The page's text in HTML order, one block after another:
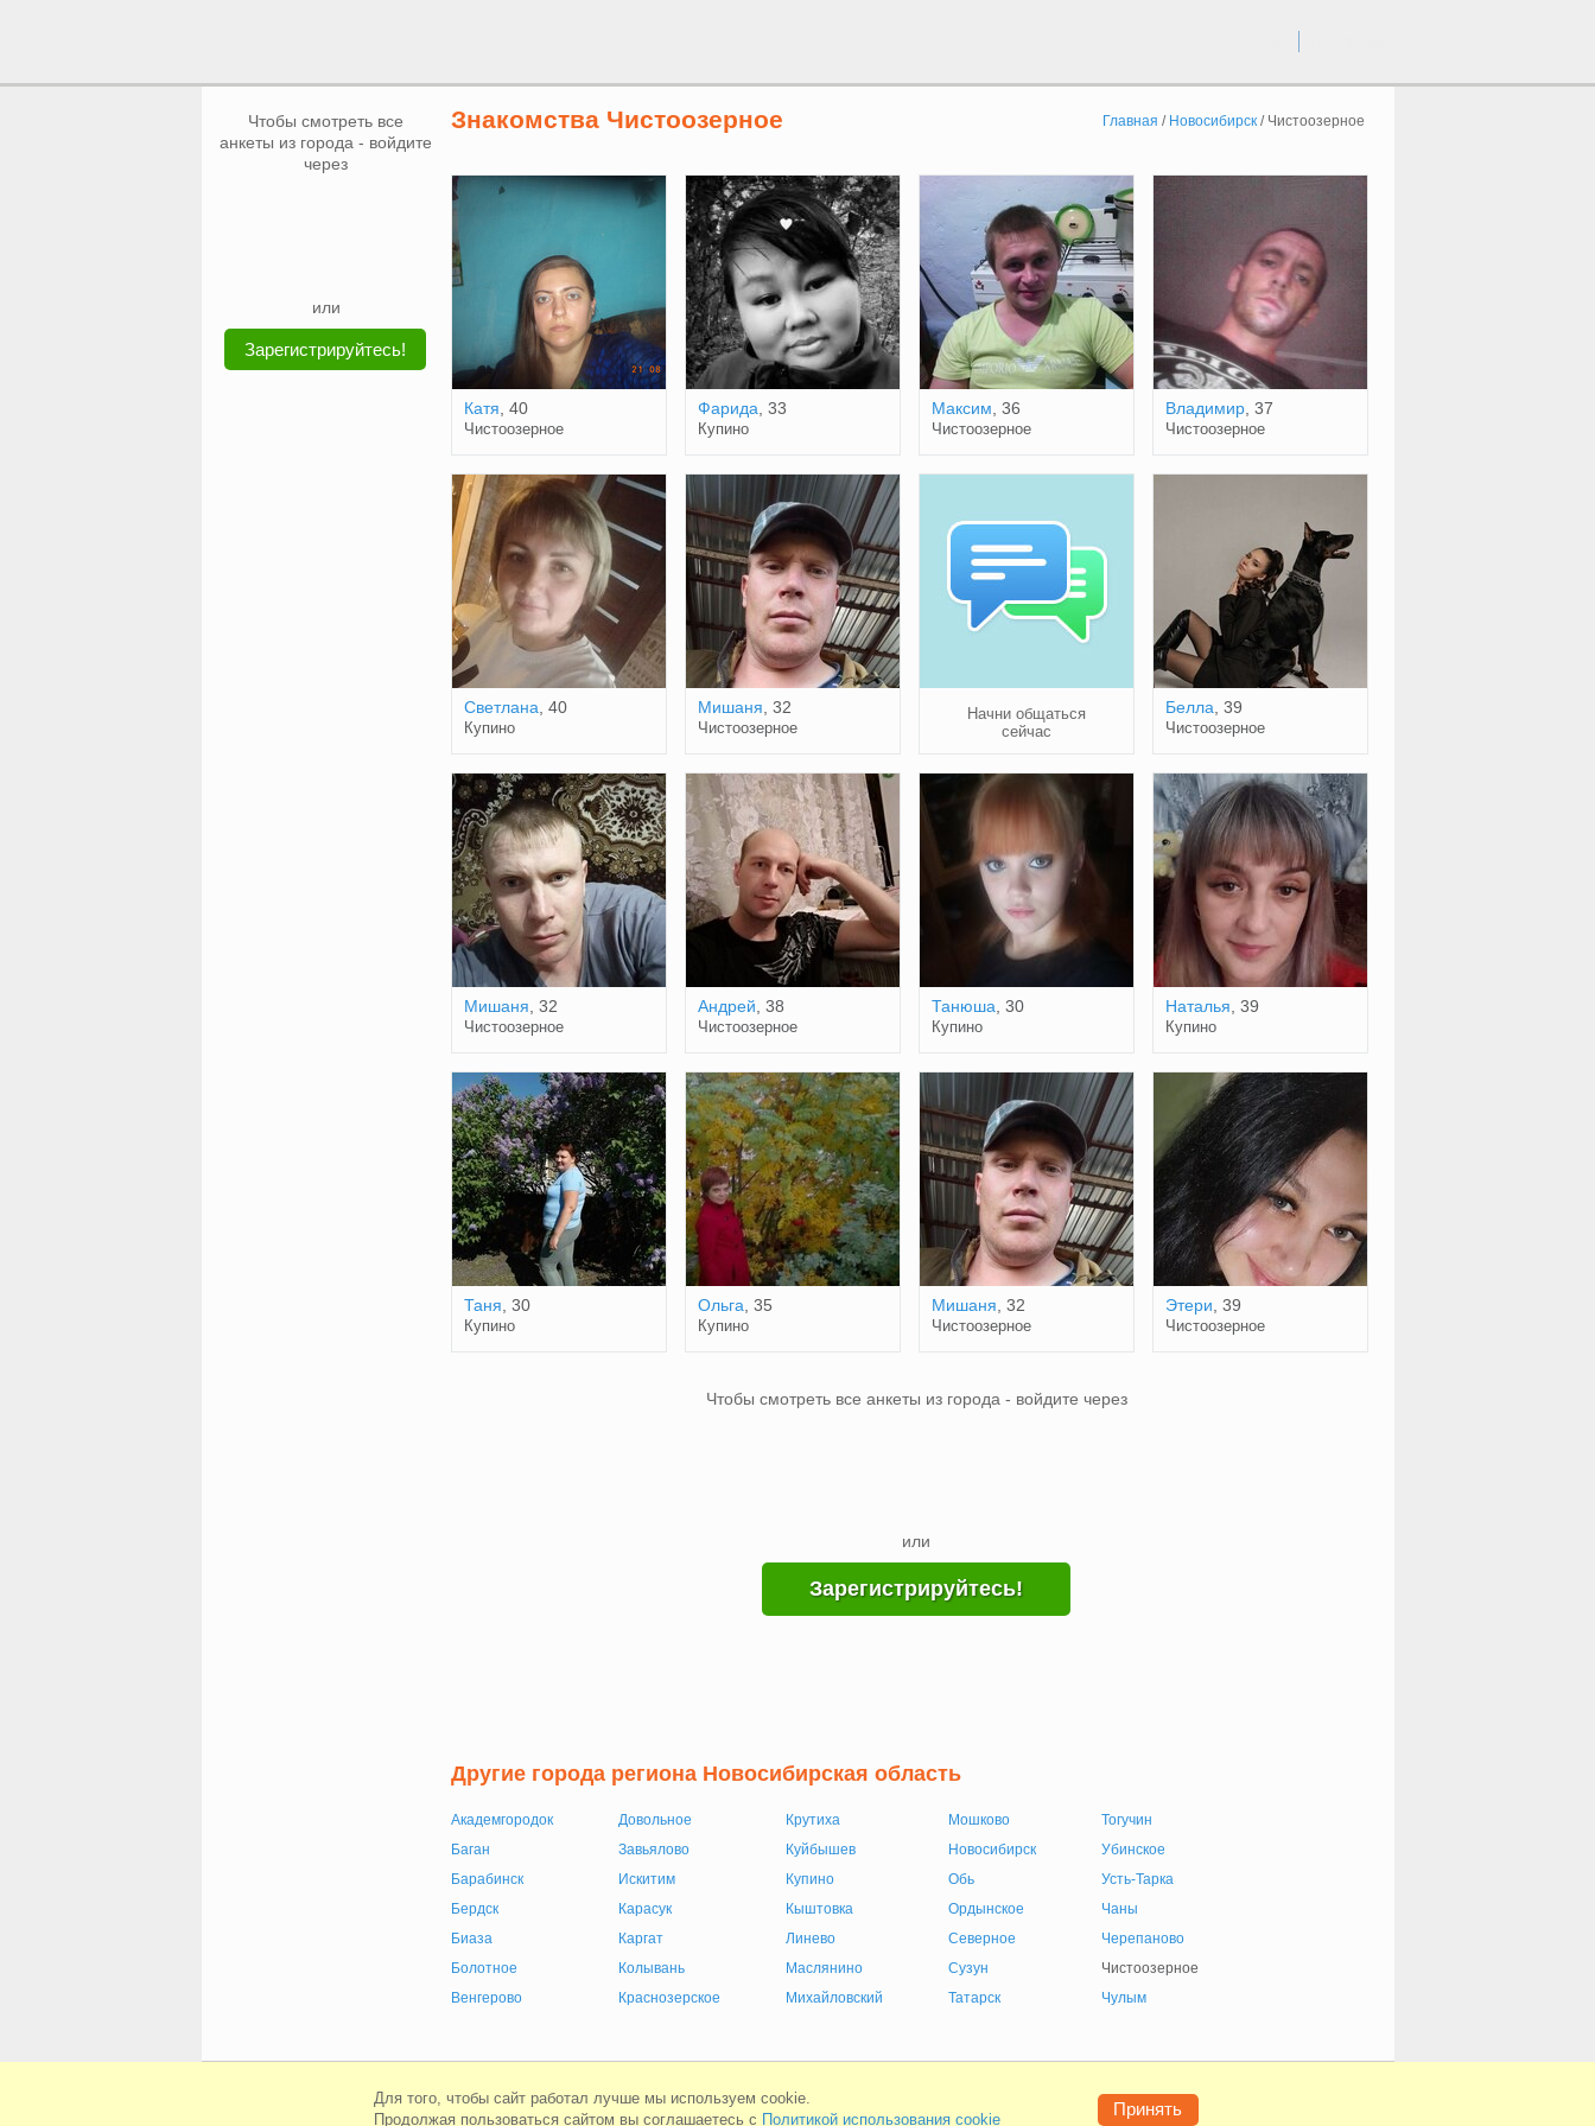
Чтобы смотреть все
анкеты из города - войдите
через
или
Зарегистрируйтесь!
Знакомства Чистоозерное Главная / Новосибирск/ Чистоозерное
Катя , 40
Чистоозерное
Фарида , 33
Купино
Максим , 36
Чистоозерное
Владимир, 37
Чистоозерное
Светлана , 40
Купино
Мишаня , 32
Чистоозерное
Начни общаться
сейчас
Белла , 39
Чистоозерное
Мишаня , 32
Чистоозерное
Андрей , 38
Чистоозерное
Танюша , 30
Купино
Наталья , 39
Купино
Таня , 30
Купино
Ольга , 35
Купино
Мишаня , 32
Чистоозерное
Этери , 39
Чистоозерное
Чтобы смотреть все анкеты из города - войдите через
или
Зарегистрируйтесь!
Другие города региона Новосибирская область
Академгородок
Баган
Барабинск
Бердск
Биаза
Болотное
Венгерово
Довольное
Завьялово
Искитим
Карасук
Каргат
Колывань
Краснозерское
Крутиха
Куйбышев
Купино
Кыштовка
Линево
Маслянино
Михайловский
Мошково
Новосибирск
Обь
Ордынское
Северное
Сузун
Татарск
Тогучин
Убинское
Усть-Тарка
Чаны
Черепаново
Чистоозерное
Чулым
Для того, чтобы сайт работал лучше мы используем cookie.
Продолжая пользоваться сайтом вы соглашаетесь с Политикой использования cookie
Принять